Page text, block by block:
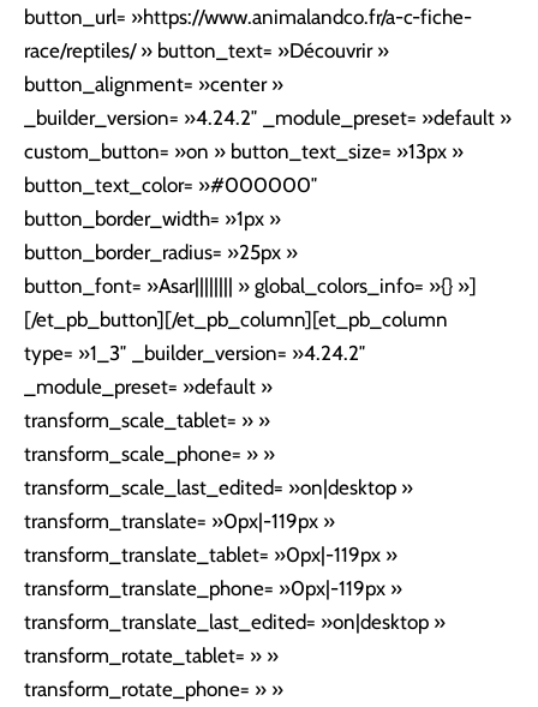
button_url= »https://www.animalandco.fr/a-c-fiche-
race/reptiles/ » button_text= »Découvrir »
button_alignment= »center »
_builder_version= »4.24.2″ _module_preset= »default »
custom_button= »on » button_text_size= »13px »
button_text_color= »#000000″
button_border_width= »1px »
button_border_radius= »25px »
button_font= »Asar|||||||| » global_colors_info= »{} »]
[/et_pb_button][/et_pb_column][et_pb_column
type= »1_3″ _builder_version= »4.24.2″
_module_preset= »default »
transform_scale_tablet= » »
transform_scale_phone= » »
transform_scale_last_edited= »on|desktop »
transform_translate= »0px|-119px »
transform_translate_tablet= »0px|-119px »
transform_translate_phone= »0px|-119px »
transform_translate_last_edited= »on|desktop »
transform_rotate_tablet= » »
transform_rotate_phone= » »